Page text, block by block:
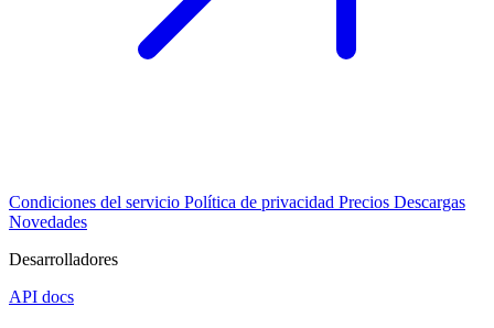
Condiciones del servicio Política de privacidad Precios Descargas
Novedades
Desarrolladores
API docs